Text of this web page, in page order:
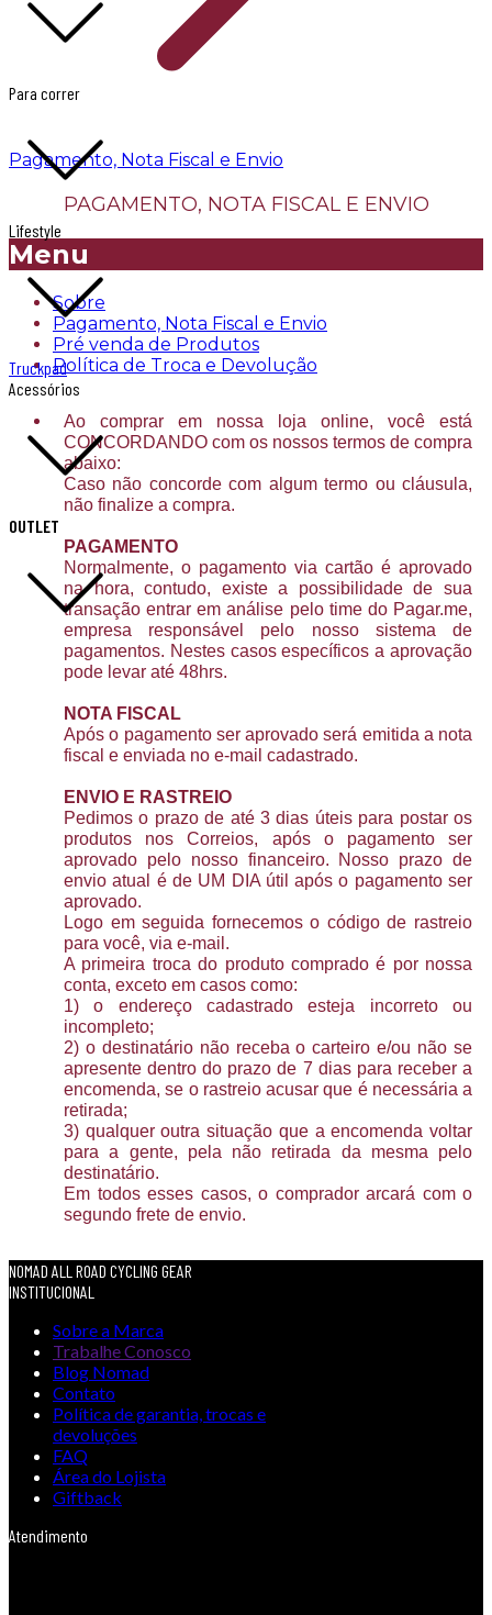
Para correr
Lifestyle
Truckpad
Acessórios
OUTLET
Pagamento, Nota Fiscal e Envio
PAGAMENTO, NOTA FISCAL E ENVIO
Menu
Sobre
Pagamento, Nota Fiscal e Envio
Pré venda de Produtos
Política de Troca e Devolução
Ao comprar em nossa loja online, você está
CONCORDANDO com os nossos termos de compra
abaixo:
Caso não concorde com algum termo ou cláusula,
não finalize a compra.
PAGAMENTO
Normalmente, o pagamento via cartão é aprovado
na hora, contudo, existe a possibilidade de sua
transação entrar em análise pelo time do Pagar.me,
empresa responsável pelo nosso sistema de
pagamentos. Nestes casos específicos a aprovação
pode levar até 48hrs.
NOTA FISCAL
Após o pagamento ser aprovado será emitida a nota
fiscal e enviada no e-mail cadastrado.
ENVIO E RASTREIO
Pedimos o prazo de até 3 dias úteis para postar os
produtos nos Correios, após o pagamento ser
aprovado pelo nosso financeiro. Nosso prazo de
envio atual é de UM DIA útil após o pagamento ser
aprovado.
Logo em seguida fornecemos o código de rastreio
para você, via e-mail.
A primeira troca do produto comprado é por nossa
conta, exceto em casos como:
1) o endereço cadastrado esteja incorreto ou
incompleto;
2) o destinatário não receba o carteiro e/ou não se
apresente dentro do prazo de 7 dias para receber a
encomenda, se o rastreio acusar que é necessária a
retirada;
3) qualquer outra situação que a encomenda voltar
para a gente, pela não retirada da mesma pelo
destinatário.
Em todos esses casos, o comprador arcará com o
segundo frete de envio.
NOMAD ALL ROAD CYCLING GEAR
INSTITUCIONAL
Sobre a Marca
Trabalhe Conosco
Blog Nomad
Contato
Política de garantia, trocas e
devoluções
FAQ
Área do Lojista
Giftback
Atendimento